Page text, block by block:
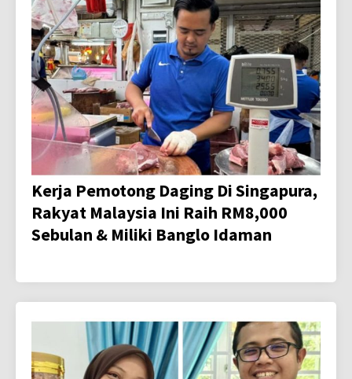
Kerja Pemotong Daging Di Singapura,
Rakyat Malaysia Ini Raih RM8,000
Sebulan & Miliki Banglo Idaman